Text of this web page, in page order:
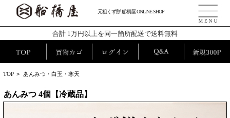
元祖くず餅 船橋屋 ONLINE SHOP
合計 1万円以上を同一箇所配送で送料無料
TOP > あんみつ・白玉・寒天
あんみつ 4個【冷蔵品】